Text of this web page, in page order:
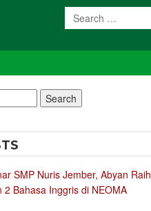
SMP Nuris Jember, Abyan Raih
2 Bahasa Inggris di NEOMA